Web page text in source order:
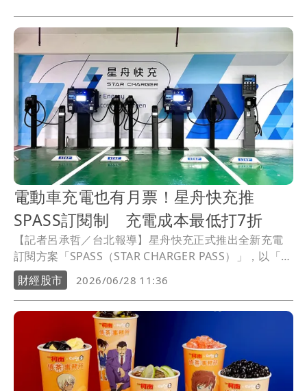
電動車充電也有月票！星舟快充推
SPASS訂閱制 充電成本最低打7折
【記者呂承哲／台北報導】星舟快充正式推出全新充電
訂閱方案「SPASS（STAR CHARGER PASS）」，以「充
電月票」概念搶攻高頻通勤及商務用車族，提供Lite、
Plus、Max三種方案，車主每月支付固定費用即可獲得
高於月費價值的充電優惠券，整體充電成本最低可降至
約7折。
財經股市 2026/06/28 11:36